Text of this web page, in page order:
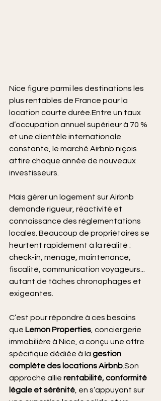
Nice figure parmi les destinations les
plus rentables de France pour la
location courte durée.Entre un taux
d’occupation annuel supérieur à 70 %
et une clientèle internationale
constante, le marché Airbnb niçois
attire chaque année de nouveaux
investisseurs.
Mais gérer un logement sur Airbnb
demande rigueur, réactivité et
connaissance des réglementations
locales. Beaucoup de propriétaires se
heurtent rapidement à la réalité :
check-in, ménage, maintenance,
fiscalité, communication voyageurs...
autant de tâches chronophages et
exigeantes.
C’est pour répondre à ces besoins
que Lemon Properties , conciergerie
immobilière à Nice, a conçu une offre
spécifique dédiée à la gestion
complète des locations Airbnb.Son
approche allie rentabilité, conformité
légale et sérénité , en s’appuyant sur